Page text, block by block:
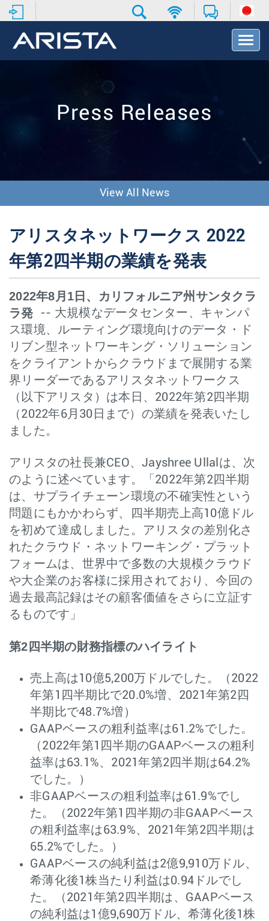
T
o
v
o
Press Releases
View All News
アリスタネットワークス 2022
年第2四半期の業績を発表
2022年8月1日、カリフォルニア州サンタクラ
ラ発
-- 大規模なデータセンター、キャンパ
ス環境、ルーティング環境向けのデータ・ド
リブン型ネットワーキング・ソリューション
をクライアントからクラウドまで展開する業
界リーダーであるアリスタネットワークス
（以下アリスタ）は本日、2022年第2四半期
（2022年6月30日まで）の業績を発表いたし
ました。
アリスタの社長兼CEO、Jayshree Ullalは、次
のように述べています。「2022年第2四半期
は、サプライチェーン環境の不確実性という
問題にもかかわらず、四半期売上高10億ドル
を初めて達成しました。アリスタの差別化さ
れたクラウド・ネットワーキング・プラット
フォームは、世界中で多数の大規模クラウド
や大企業のお客様に採用されており、今回の
過去最高記録はその顧客価値をさらに立証す
るものです」
第2四半期の財務指標のハイライト
売上高は10億5,200万ドルでした。（2022
年第1四半期比で20.0%増、2021年第2四
半期比で48.7%増）
GAAPベースの粗利益率は61.2%でした。
（2022年第1四半期のGAAPベースの粗利
益率は63.1%、2021年第2四半期は64.2%
でした。）
非GAAPベースの粗利益率は61.9%でし
た。（2022年第1四半期の非GAAPベース
の粗利益率は63.9%、2021年第2四半期は
65.2%でした。）
GAAPベースの純利益は2億9,910万ドル、
希薄化後1株当たり利益は0.94ドルでし
た。（2021年第2四半期は、GAAPベース
の純利益は1億9,690万ドル、希薄化後1株